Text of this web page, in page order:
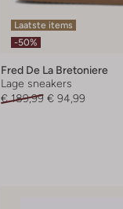
Laatste items
-50%
Fred De La Bretoniere
Lage sneakers
€ 189,99 € 94,99